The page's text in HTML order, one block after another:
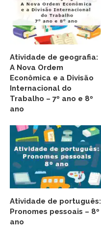
Atividade de geografia:
A Nova Ordem
Econômica e a Divisão
Internacional do
Trabalho – 7º ano e 8º
ano
Atividade de português:
Pronomes pessoais – 8º
ano